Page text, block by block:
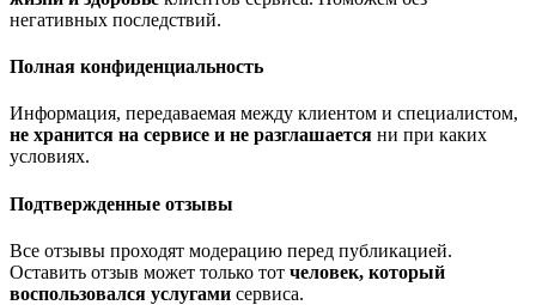
негативных последствий.
Полная конфиденциальность
Информация, передаваемая между клиентом и специалистом,
не хранится на сервисе и не разглашается ни при каких
условиях.
Подтвержденные отзывы
Все отзывы проходят модерацию перед публикацией.
Оставить отзыв может только тот человек, который
воспользовался услугами сервиса.